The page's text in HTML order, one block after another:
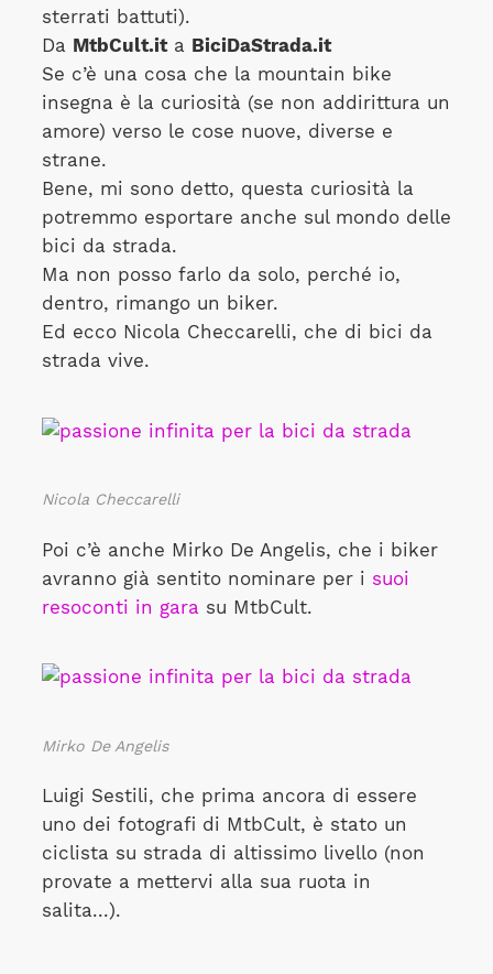
sterrati battuti).
Da MtbCult.ita BiciDaStrada.it
Se c’è una cosa che la mountain bike
insegna è la curiosità (se non addirittura un
amore) verso le cose nuove, diverse e
strane.
Bene, mi sono detto, questa curiosità la
potremmo esportare anche sul mondo delle
bici da strada.
Ma non posso farlo da solo, perché io,
dentro, rimango un biker.
Ed ecco Nicola Checcarelli, che di bici da
strada vive.
Nicola Checcarelli
Poi c’è anche Mirko De Angelis, che i biker
avranno già sentito nominare per i suoi
resoconti in gara su MtbCult.
Mirko De Angelis
Luigi Sestili, che prima ancora di essere
uno dei fotografi di MtbCult, è stato un
ciclista su strada di altissimo livello (non
provate a mettervi alla sua ruota in
salita...).